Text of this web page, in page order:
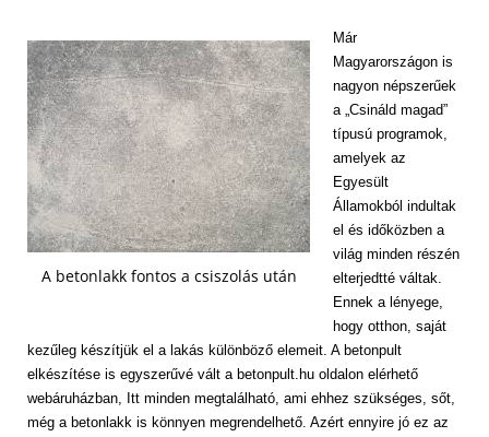
A betonlakk fontos a csiszolás után
Már
Magyarországon is
nagyon népszerűek
a „Csináld magad”
típusú programok,
amelyek az
Egyesült
Államokból indultak
el és időközben a
világ minden részén
elterjedtté váltak.
Ennek a lényege,
hogy otthon, saját
kezűleg készítjük el a lakás különböző elemeit. A betonpult
elkészítése is egyszerűvé vált a betonpult.hu oldalon elérhető
webáruházban, Itt minden megtalálható, ami ehhez szükséges, sőt,
még a betonlakk is könnyen megrendelhető. Azért ennyire jó ez az